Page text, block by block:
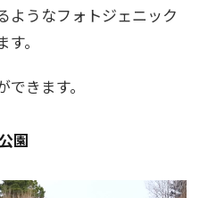
ようなフォトジェニック
。
きます。
園